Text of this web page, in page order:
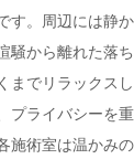
す。周辺には静
騒から離れた落
までリラックス
プライバシーを
施術室は温かみ